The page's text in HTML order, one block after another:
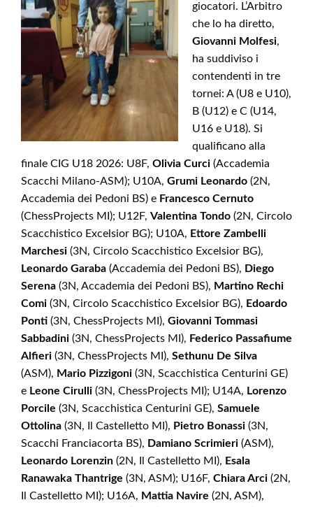
giocatori. L’Arbitro
che lo ha diretto,
Giovanni Molfesi,
ha suddiviso i
contendenti in tre
tornei: A (U8 e U10),
B (U12) e C (U14,
U16 e U18). Si
qualificano alla
finale CIG U18 2026: U8F, Olivia Curci (Accademia
Scacchi Milano-ASM); U10A, Grumi Leonardo (2N,
Accademia dei Pedoni BS) e Francesco Cernuto
(ChessProjects MI); U12F, Valentina Tondo (2N, Circolo
Scacchistico Excelsior BG); U10A, Ettore Zambelli
Marchesi (3N, Circolo Scacchistico Excelsior BG),
Leonardo Garaba (Accademia dei Pedoni BS), Diego
Serena (3N, Accademia dei Pedoni BS), Martino Rechi
Comi (3N, Circolo Scacchistico Excelsior BG), Edoardo
Ponti (3N, ChessProjects MI), Giovanni Tommasi
Sabbadini (3N, ChessProjects MI), Federico Passafiume
Alfieri (3N, ChessProjects MI), Sethunu De Silva
(ASM), Mario Pizzigoni (3N, Scacchistica Centurini GE)
e Leone Cirulli (3N, ChessProjects MI); U14A, Lorenzo
Porcile (3N, Scacchistica Centurini GE), Samuele
Ottolina (3N, Il Castelletto MI), Pietro Bonassi (3N,
Scacchi Franciacorta BS), Damiano Scrimieri (ASM),
Leonardo Lorenzin (2N, Il Castelletto MI), Esala
Ranawaka Thantrige (3N, ASM); U16F, Chiara Arci (2N,
Il Castelletto MI); U16A, Mattia Navire (2N, ASM),